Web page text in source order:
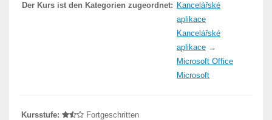
Der Kurs ist den Kategorien zugeordnet: Kancelářské
aplikace
Kancelářské
aplikace →
Microsoft Office
Microsoft
Kursstufe: Fortgeschritten